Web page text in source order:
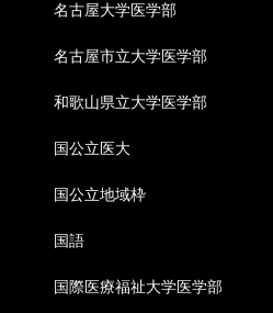
名古屋大学医学部
名古屋市立大学医学部
和歌山県立大学医学部
国公立医大
国公立地域枠
国語
国際医療福祉大学医学部